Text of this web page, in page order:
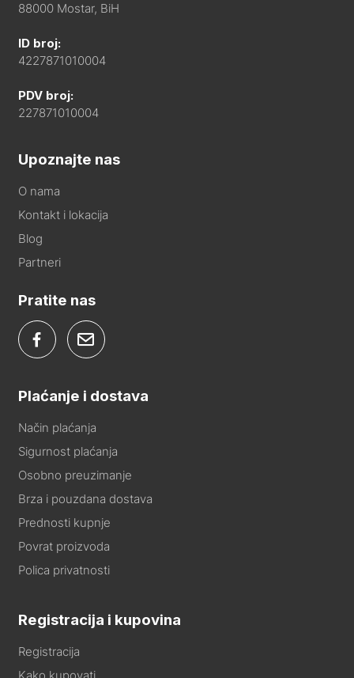
88000 Mostar, BiH
ID broj:
4227871010004
PDV broj:
227871010004
Upoznajte nas
O nama
Kontakt i lokacija
Blog
Partneri
Pratite nas
Plaćanje i dostava
Način plaćanja
Sigurnost plaćanja
Osobno preuzimanje
Brza i pouzdana dostava
Prednosti kupnje
Povrat proizvoda
Polica privatnosti
Registracija i kupovina
Registracija